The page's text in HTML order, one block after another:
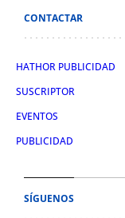
CONTACTAR
HATHOR PUBLICIDAD
SUSCRIPTOR
EVENTOS
PUBLICIDAD
SÍGUENOS